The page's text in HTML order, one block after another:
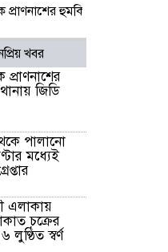
হুমকির অভিযোগ, থানায়
খবর
জিডি
পালানো
মধ্যেই
এলাকায়
চক্রের
স্বর্ণ